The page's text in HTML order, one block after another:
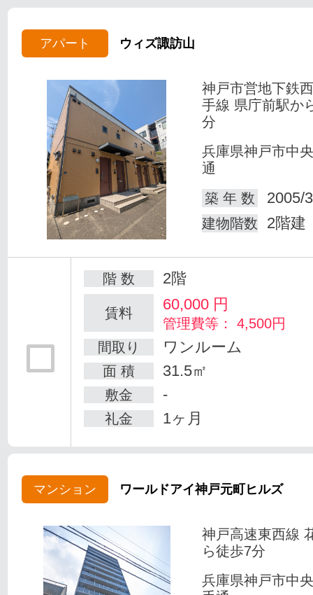
アパート ウィズ諏訪山
神戸市営地下鉄
手線 県庁前駅か
分
兵庫県神戸市中
通
築 年 数
2005/
建物階数 2階建
階 数 2階
賃料 60,000 円
管理費等： 4,500円
間取り
ワンルーム
面 積 31.5㎡
敷金 -
礼金 1ヶ月
マンション ワールドアイ神戸元町ヒルズ
神戸高速東西線
ら徒歩7分
兵庫県神戸市中